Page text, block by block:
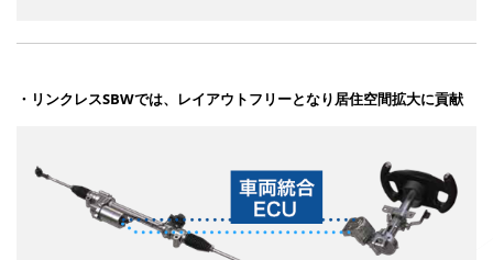
・リンクレスSBWでは、レイアウトフリーとなり居住空間拡大に貢献